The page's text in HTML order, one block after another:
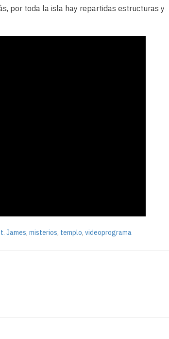
por toda la isla hay repartidas estructuras y
James, misterios, templo, videoprograma